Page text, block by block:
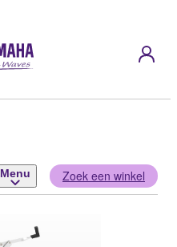
Menu Zoek een winkel